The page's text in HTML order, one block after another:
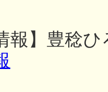
報】豊稔